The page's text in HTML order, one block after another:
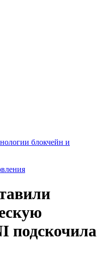
блокчейн и
подскочила